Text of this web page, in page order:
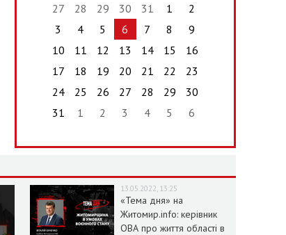
27
28 29 30 31 1
2
3
4 5 6 7 8
9
10
11 12 13 14 15
16
17
18 19 20 21 22
23
24
25 26 27 28 29
30
31
1 2 3 4 5 6
13.05.2022, 13:25
«Тема дня» на
Житомир.info: керівник
ОВА про життя області в